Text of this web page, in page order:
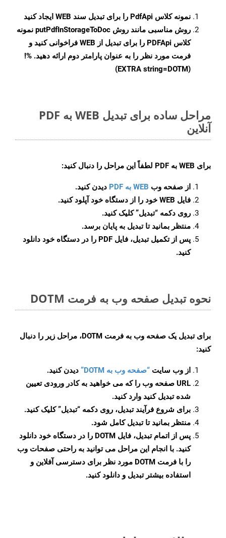
نمونه کلاس PdfApi را برای تبدیل سند WEB ایجاد کنید
روش مناسبی مانند روش putPdfInStorageToDoc نمونه
کلاس PDFApi را برای تبدیل از WEB فراخوانی کنید و
فرمت مورد نظر را به عنوان پارامتر دوم ارائه دهید. %!
(EXTRA string=DOTM)
مراحل ساده برای تبدیل WEB به PDF
آنلاین
برای WEB به PDF لطفاً این مراحل را دنبال کنید:
از صفحه وب WEB به PDF
دیدن کنید.
فایل WEB خود را از دستگاه خود آپلود کنید.
روی دکمه “تبدیل”کلیک کنید.
منتظر بمانید تا تبدیل به پایان برسد.
پس از تکمیل تبدیل، فایل PDF را در دستگاه خود دانلود
کنید.
نحوه تبدیل صفحه وب به فرمت DOTM
برای تبدیل یک صفحه وب به فرمت DOTM، مراحل زیر را دنبال
کنید:
از وب سایت “صفحه وب به DOTM”
دیدن کنید.
URL صفحه وب را که می خواهید به کادر ورودی تعیین
شده تبدیل کنید وارد کنید.
برای شروع فرآیند تبدیل، روی دکمه “تبدیل” کلیک کنید.
منتظر بمانید تا تبدیل کامل شود.
پس از اتمام تبدیل، فایل DOTM را در دستگاه خود دانلود
کنید. با انجام این مراحل می توانید به راحتی صفحات وب
را با فرمت DOTM مورد نظر برای دسترسی آفلاین و
استفاده بیشتر تبدیل و دانلود کنید.